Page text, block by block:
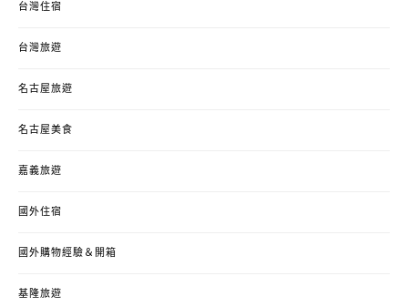
台灣住宿
台灣旅遊
名古屋旅遊
名古屋美食
嘉義旅遊
國外住宿
國外購物經驗＆開箱
基隆旅遊